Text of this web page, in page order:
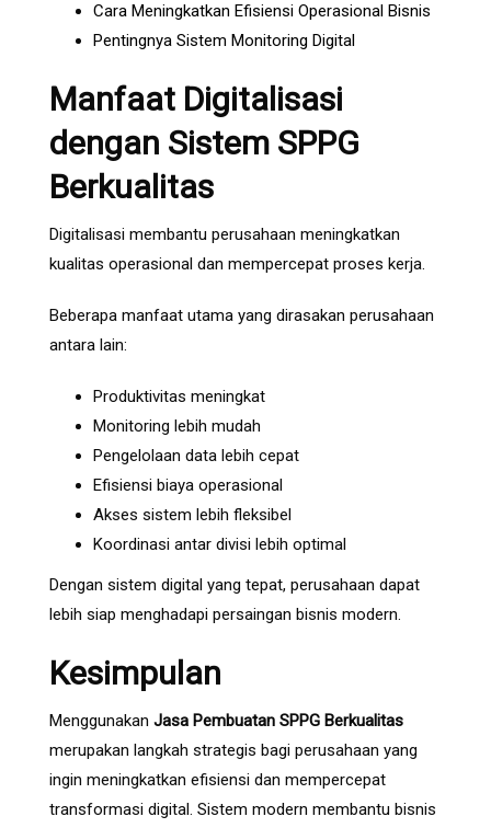
Cara Meningkatkan Efisiensi Operasional Bisnis
Pentingnya Sistem Monitoring Digital
Manfaat Digitalisasi
dengan Sistem SPPG
Berkualitas
Digitalisasi membantu perusahaan meningkatkan
kualitas operasional dan mempercepat proses kerja.
Beberapa manfaat utama yang dirasakan perusahaan
antara lain:
Produktivitas meningkat
Monitoring lebih mudah
Pengelolaan data lebih cepat
Efisiensi biaya operasional
Akses sistem lebih fleksibel
Koordinasi antar divisi lebih optimal
Dengan sistem digital yang tepat, perusahaan dapat
lebih siap menghadapi persaingan bisnis modern.
Kesimpulan
Menggunakan Jasa Pembuatan SPPG Berkualitas
merupakan langkah strategis bagi perusahaan yang
ingin meningkatkan efisiensi dan mempercepat
transformasi digital. Sistem modern membantu bisnis